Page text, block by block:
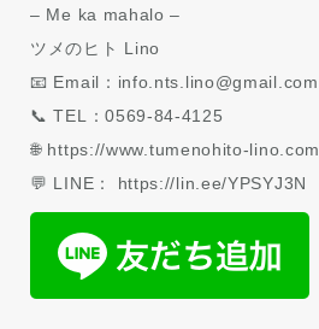
– Me ka mahalo –
ツメのヒト Lino
📧 Email：info.nts.lino@gmail.com
📞 TEL：0569-84-4125
🌐 https://www.tumenohito-lino.com
💬 LINE： https://lin.ee/YPSYJ3N